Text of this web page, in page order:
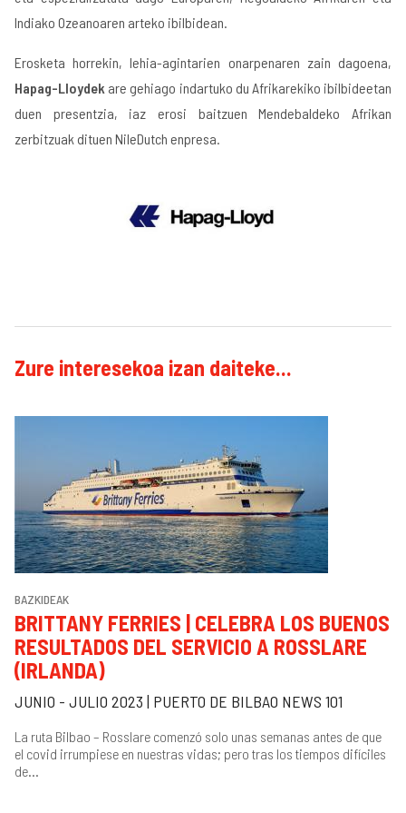
Indiako Ozeanoaren arteko ibilbidean.
Erosketa horrekin, lehia-agintarien onarpenaren zain dagoena,
Hapag-Lloydek are gehiago indartuko du Afrikarekiko ibilbideetan
duen presentzia, iaz erosi baitzuen Mendebaldeko Afrikan
zerbitzuak dituen NileDutch enpresa.
Zure interesekoa izan daiteke...
BAZKIDEAK
BRITTANY FERRIES | CELEBRA LOS BUENOS
RESULTADOS DEL SERVICIO A ROSSLARE
(IRLANDA)
JUNIO - JULIO 2023 | PUERTO DE BILBAO NEWS 101
La ruta Bilbao – Rosslare comenzó solo unas semanas antes de que
el covid irrumpiese en nuestras vidas; pero tras los tiempos difíciles
de...